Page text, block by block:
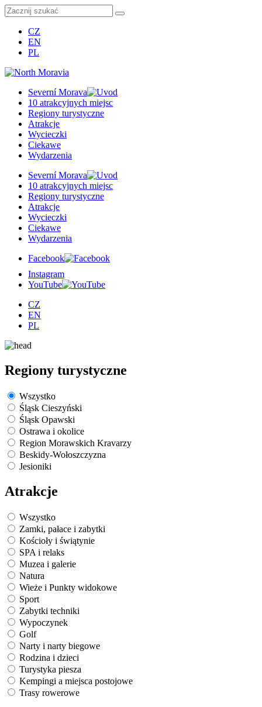
CZ
EN
PL
Severní Morava
10 atrakcyjnych miejsc
Regiony turystyczne
Atrakcje
Wycieczki
Ciekawe
Wydarzenia
Severní Morava
10 atrakcyjnych miejsc
Regiony turystyczne
Atrakcje
Wycieczki
Ciekawe
Wydarzenia
Facebook
Instagram
YouTube
CZ
EN
PL
Regiony turystyczne
Wszystko
Śląsk Cieszyński
Śląsk Opawski
Ostrawa i okolice
Region Morawskich Kravarzy
Beskidy-Wołoszczyzna
Jesioniki
Atrakcje
Wszystko
Zamki, pałace i zabytki
Kościoły i świątynie
SPA i relaks
Muzea i galerie
Natura
Wieże i Punkty widokowe
Sport
Zabytki techniki
Wypoczynek
Golf
Narty i narty biegowe
Rodzina i dzieci
Turystyka piesza
Kempingi a miejsca postojowe
Trasy rowerowe